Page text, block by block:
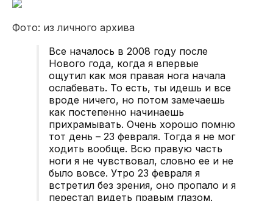
Фото: из личного архива
Все началось в 2008 году после
Нового года, когда я впервые
ощутил как моя правая нога начала
ослабевать. То есть, ты идешь и все
вроде ничего, но потом замечаешь
как постепенно начинаешь
прихрамывать. Очень хорошо помню
тот день – 23 февраля. Тогда я не мог
ходить вообще. Всю правую часть
ноги я не чувствовал, словно ее и не
было вовсе. Утро 23 февраля я
встретил без зрения, оно пропало и я
перестал видеть правым глазом.